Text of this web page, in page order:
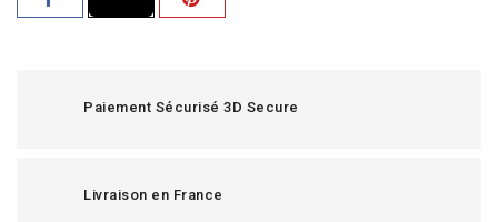
Paiement Sécurisé 3D Secure
Livraison en France